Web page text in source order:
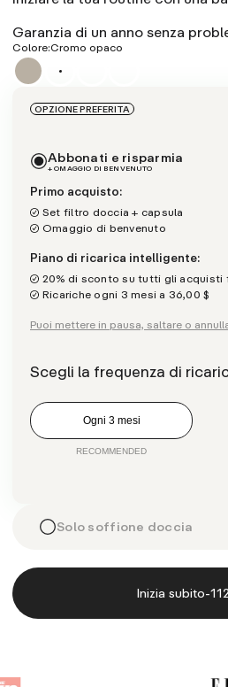
Garanzia di un anno senza
Colore:Cromo opaco
OPZIONE PREFERITA
Abbonati e risparmia
+ OMAGGIO DI BENVENUTO
Primo acquisto:
Set filtro doccia + capsula
Omaggio di benvenuto
Piano di ricarica intelligente:
20% di sconto su tutti gli acquisti
Ricariche ogni 3 mesi a 36,00 $
Puoi mettere in pausa, saltare o
Scegli la frequenza di
Ogni 3 mesi
Solo soffione doccia
Inizia subito-